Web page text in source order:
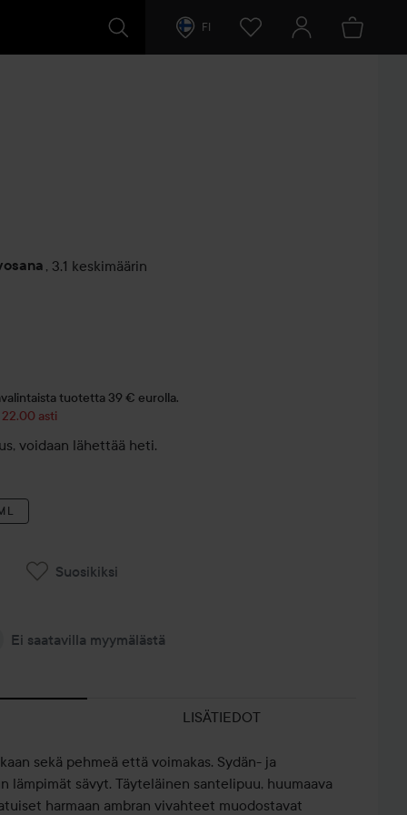
FI
, 3.1 keskimäärin
tuotetta 39 € eurolla.
asti
voidaan lähettää heti.
Suosikiksi
Ei saatavilla myymälästä
LISÄTIEDOT
sekä pehmeä että voimakas. Sydän- ja
lämpimät sävyt. Täyteläinen santelipuu, huumaava
harmaan ambran vivahteet muodostavat